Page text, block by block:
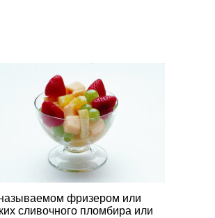
фризером или
сливочного пломбира или